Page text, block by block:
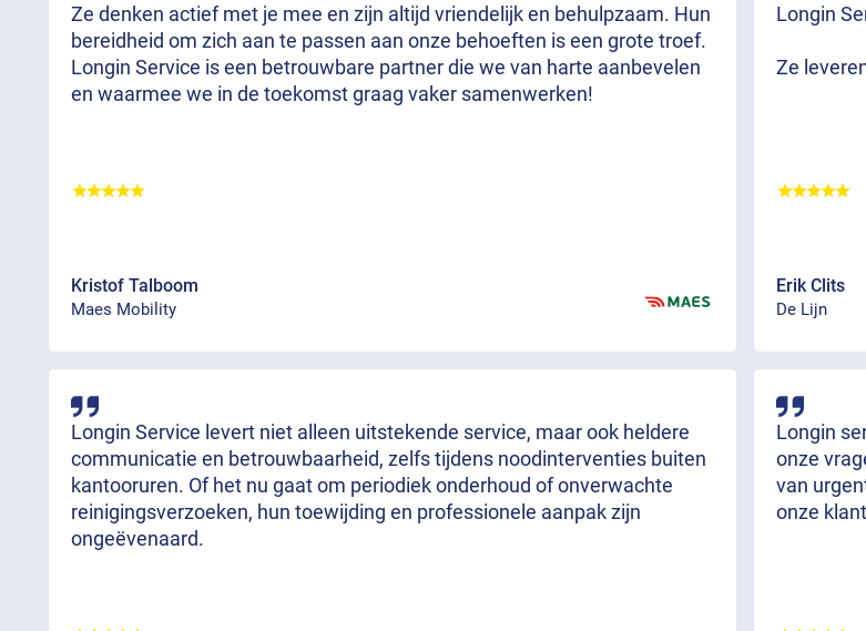
Ze denken actief met je mee en zijn altijd vriendelijk en behulpzaam. Hun
bereidheid om zich aan te passen aan onze behoeften is een grote troef.
Longin Service is een betrouwbare partner die we van harte aanbevelen
en waarmee we in de toekomst graag vaker samenwerken!
Kristof Talboom
Maes Mobility
Longin
Ze
Erik Clits
De Lijn
Longin Service levert niet alleen uitstekende service, maar ook heldere
communicatie en betrouwbaarheid, zelfs tijdens noodinterventies buiten
kantooruren. Of het nu gaat om periodiek onderhoud of onverwachte
reinigingsverzoeken, hun toewijding en professionele aanpak zijn
ongeëvenaard.
Longin
onze
van
onze